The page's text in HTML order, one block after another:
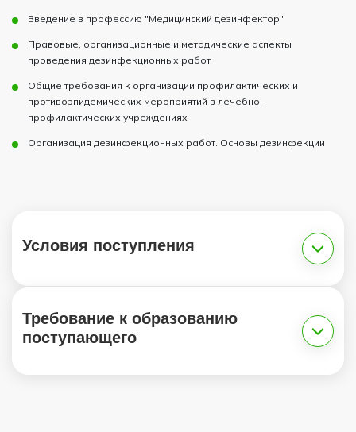
Введение в профессию "Медицинский дезинфектор"
Правовые, организационные и методические аспекты
проведения дезинфекционных работ
Общие требования к организации профилактических и
противоэпидемических мероприятий в лечебно-
профилактических учреждениях
Организация дезинфекционных работ. Основы дезинфекции
Условия поступления
Требование к образованию
поступающего